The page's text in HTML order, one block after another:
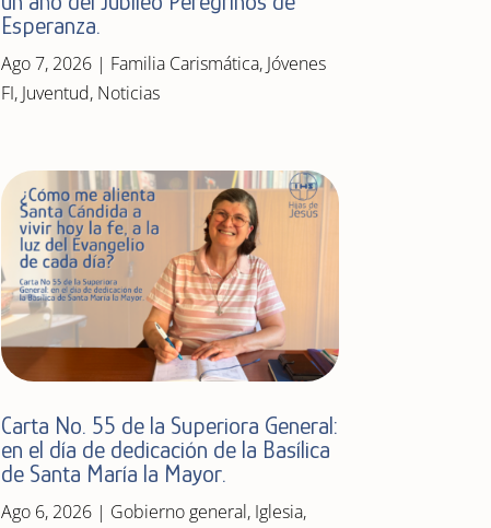
Esperanza.
Ago 7, 2026| Familia Carismática, Jóvenes
FI, Juventud, Noticias
Carta No. 55 de la Superiora General:
en el día de dedicación de la Basílica
de Santa María la Mayor.
Ago 6, 2026| Gobierno general, Iglesia,